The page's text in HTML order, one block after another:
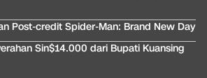
Post-credit Spider-Man: Brand New Day
Sin$14.000 dari Bupati Kuansing